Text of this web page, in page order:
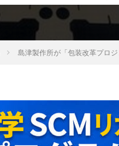
島津製作所が「包装改革プロ